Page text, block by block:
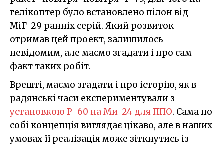
гелікоптер було встановлено пілон від
МіГ-29 ранніх серій. Який розвиток
отримав цей проект, залишилось
невідомим, але маємо згадати і про сам
факт таких робіт.
Врешті, маємо згадати і про історію, як в
радянські часи експериментували з
установкою Р-60 на Ми-24 для ППО. Сама по
собі концепція виглядає цікаво, але в наших
умовах її реалізація може зіткнутись із